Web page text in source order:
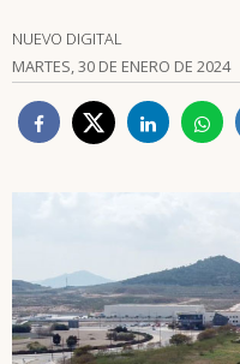
NUEVO DIGITAL
MARTES, 30 DE ENERO DE 2024